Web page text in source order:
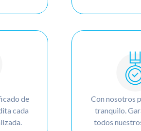
de
cada
Con nosotros
tranquilo.
todos